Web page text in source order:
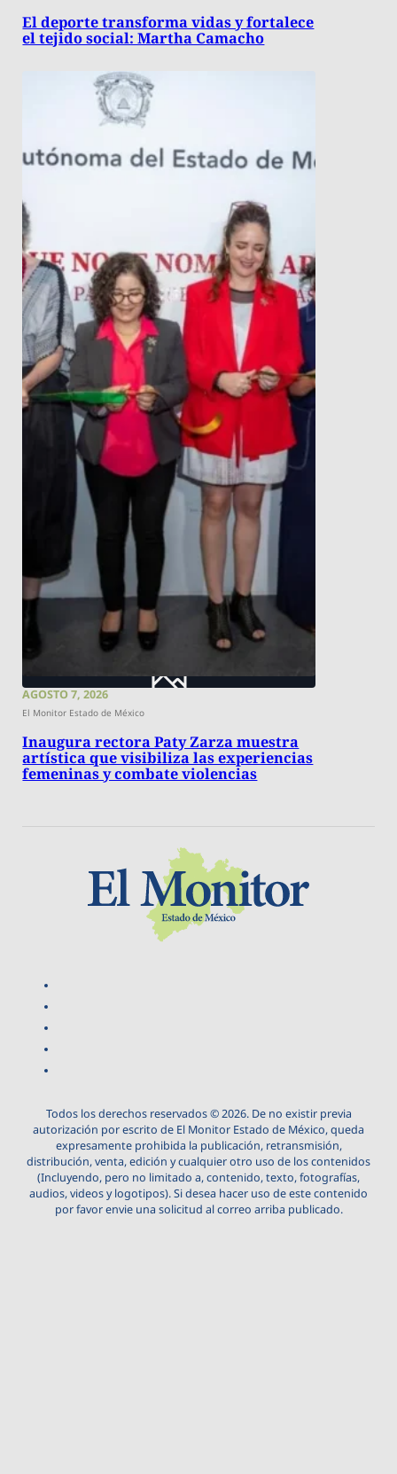
El deporte transforma vidas y fortalece
el tejido social: Martha Camacho
AGOSTO 7, 2026
El Monitor Estado de México
Inaugura rectora Paty Zarza muestra
artística que visibiliza las experiencias
femeninas y combate violencias
Todos los derechos reservados © 2026. De no existir previa
autorización por escrito de El Monitor Estado de México, queda
expresamente prohibida la publicación, retransmisión,
distribución, venta, edición y cualquier otro uso de los contenidos
(Incluyendo, pero no limitado a, contenido, texto, fotografías,
audios, videos y logotipos). Si desea hacer uso de este contenido
por favor envie una solicitud al correo arriba publicado.